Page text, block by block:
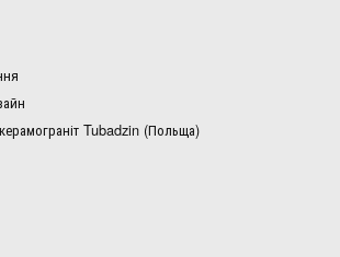
Tubadzin (Польща)